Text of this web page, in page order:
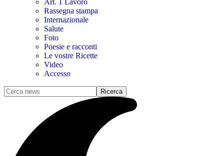
Art. 1 Lavoro
Rassegna stampa
Internazionale
Salute
Foto
Poesie e racconti
Le vostre Ricette
Video
Accesso